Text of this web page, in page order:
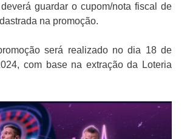
guardar o cupom/nota fiscal de
na promoção.
será realizado no dia 18 de
com base na extração da Loteria